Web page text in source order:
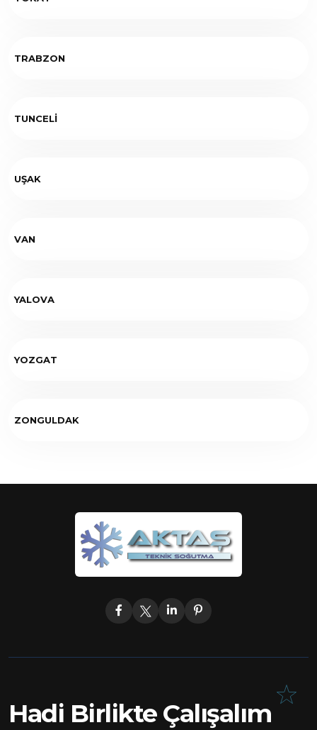
TRABZON
TUNCELİ
UŞAK
VAN
YALOVA
YOZGAT
ZONGULDAK
Hadi Birlikte Çalışalım